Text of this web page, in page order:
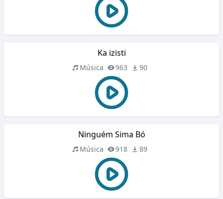
Ka izisti
Música 963 90
Ninguém Sima Bó
Música 918 89